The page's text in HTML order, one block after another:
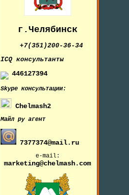
г.Челябинск
+7(351)200-36-34
IСQ консультанты
446127394
Skypeконсультации:
Chelmash2
Майл ру агент
7377374@mail.ru
e-mail:
marketing@chelmash.com